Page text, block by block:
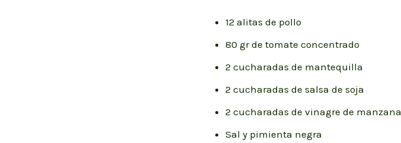
12 alitas de pollo
80 gr de tomate concentrado
2 cucharadas de mantequilla
2 cucharadas de salsa de soja
2 cucharadas de vinagre de manzana
Sal y pimienta negra